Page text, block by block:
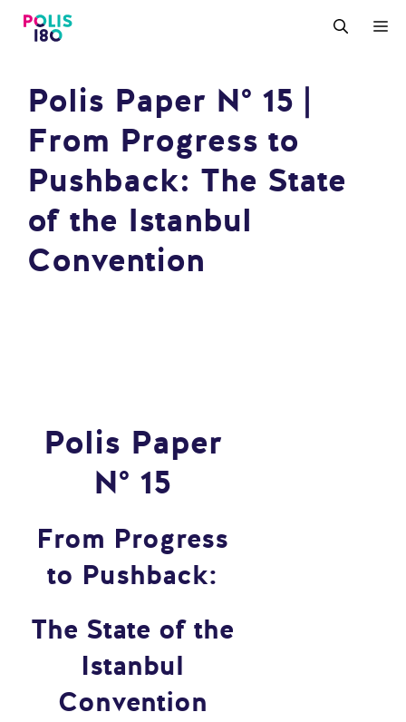
Zum
Inhalt
Polis Paper N° 15 |
From Progress to
Pushback: The State
of the Istanbul
Convention
Polis Paper
N° 15
From Progress
to Pushback:
The State of the
Istanbul
Convention